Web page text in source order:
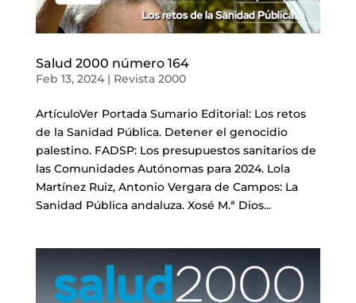
Salud 2000 número 164
Feb 13, 2024| Revista 2000
ArtículoVer Portada Sumario Editorial: Los retos
de la Sanidad Pública. Detener el genocidio
palestino. FADSP: Los presupuestos sanitarios de
las Comunidades Autónomas para 2024. Lola
Martínez Ruiz, Antonio Vergara de Campos: La
Sanidad Pública andaluza. Xosé M.ª Dios...